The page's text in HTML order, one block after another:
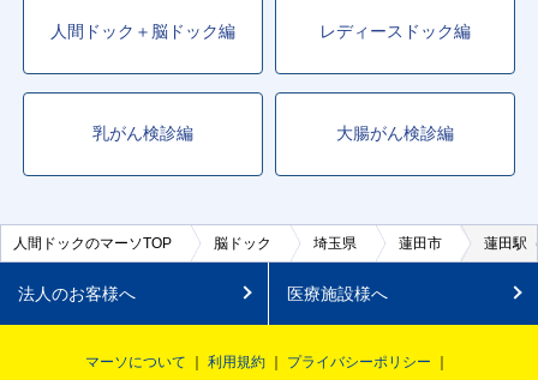
人間ドック＋脳ドック編 レディースドック編
乳がん検診編 大腸がん検診編
人間ドックのマーソTOP 脳ドック 埼玉県 蓮田市 蓮田駅
法人のお客様へ 医療施設様へ
マーソについて 利用規約
プライバシーポリシー